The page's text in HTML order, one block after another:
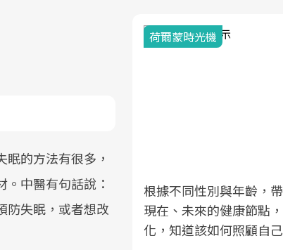
眠的方法有很多，
中醫有句話說：
防失眠，或者想改
潮，台灣正在快速
新時代。隨著國家
活祭體驗「一站式
座、體驗到運動，
的身體變化」出
日常感受的對話，
荷爾蒙時光機
根據不同性別與年齡，
現在、未來的健康節點
化，知道該如何照顧自己